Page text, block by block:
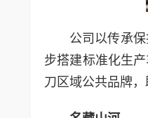
公司以传承
步搭建标准化生
刀区域公共品牌，